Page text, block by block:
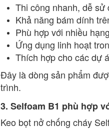
Thi công nhanh, dễ sử
Khả năng bám dính
Phù hợp với nhiều
Ứng dụng linh hoạt
Thích hợp cho các dự
Đây là dòng sản phẩm
trình.
3. Selfoam B1 phù hợp
Keo bọt nở chống cháy